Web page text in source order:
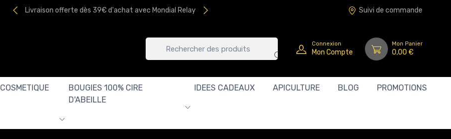
Livraison offerte dès 39€ d'achat avec Mondial Relay Suivi de commande
Connexion
Mon Compte
Mon Panier
0,00 €
COSMETIQUE
BOUGIES 100% CIRE
D'ABEILLE
IDEES CADEAUX APICULTURE BLOG PROMOTIONS